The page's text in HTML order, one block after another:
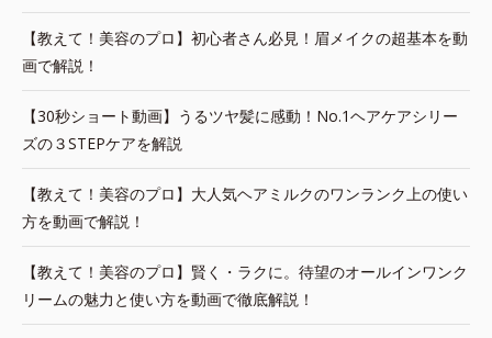
【教えて！美容のプロ】初心者さん必見！眉メイクの超基本を動
画で解説！
【30秒ショート動画】うるツヤ髪に感動！No.1ヘアケアシリー
ズの３STEPケアを解説
【教えて！美容のプロ】大人気ヘアミルクのワンランク上の使い
方を動画で解説！
【教えて！美容のプロ】賢く・ラクに。待望のオールインワンク
リームの魅力と使い方を動画で徹底解説！